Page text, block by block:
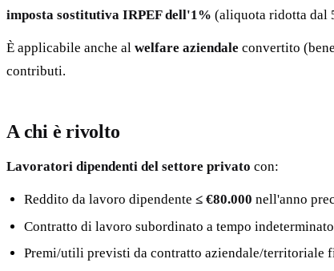
imposta sostitutiva IRPEF dell'1% (aliquota ridotta dal
È applicabile anche al welfare aziendale convertito
contributi.
A chi è rivolto
Lavoratori dipendenti del settore privato con:
Reddito da lavoro dipendente≤ €80.000 nell'anno
Contratto di lavoro subordinato a tempo
Premi/utili previsti da contratto aziendale/territoriale